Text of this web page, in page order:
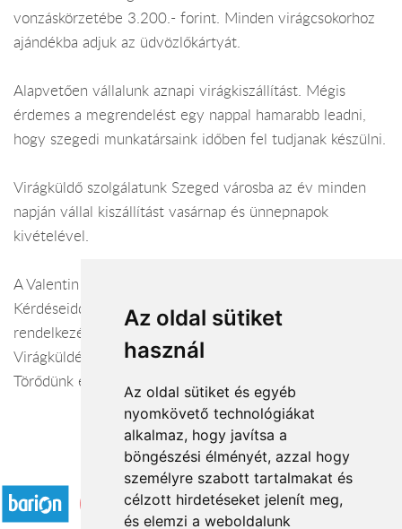
Az oldal sütiket
használ
Az oldal sütiket és egyéb
nyomkövető technológiákat
alkalmaz, hogy javítsa a
böngészési élményét, azzal hogy
személyre szabott tartalmakat és
célzott hirdetéseket jelenít meg,
és elemzi a weboldalunk
vonzáskörzetébe 3.200.- forint. Minden virágcsokorhoz
ajándékba adjuk az üdvözlőkártyát.
Alapvetően vállalunk aznapi virágkiszállítást. Mégis
érdemes a megrendelést egy nappal hamarabb leadni,
hogy szegedi munkatársaink időben fel tudjanak készülni.
Virágküldő szolgálatunk Szeged városba az év minden
napján vállal kiszállítást vasárnap és ünnepnapok
kivételével.
A Valentin virágüzlet webáruháza:
Kérdéseiddel kapcsolatban örömmel állunk
rendelkezésedre.
Virágküldés Szeged
Törődünk egymással
Elfogadott fizetési módok